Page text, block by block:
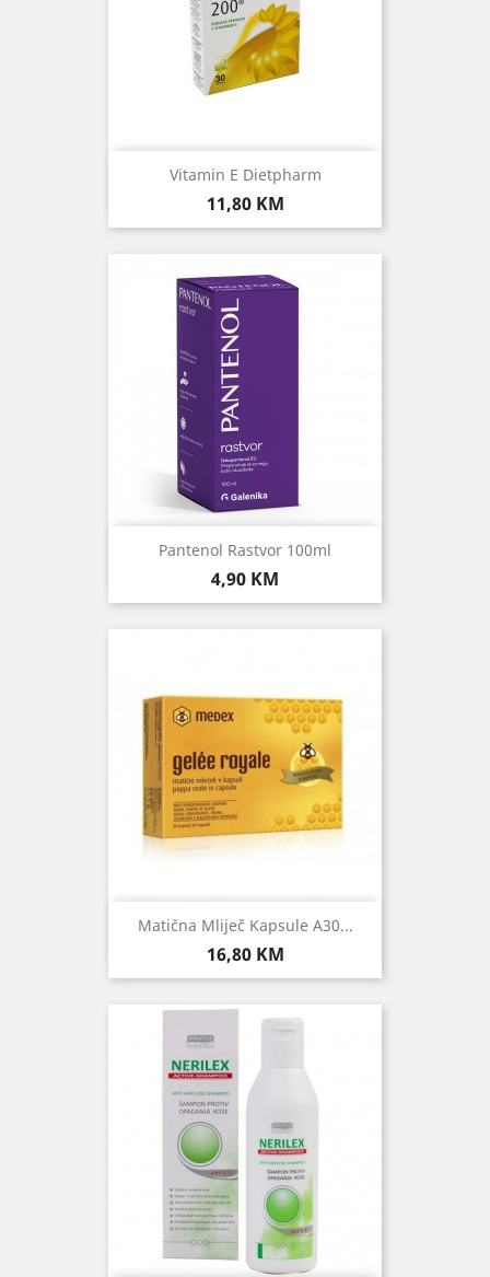
Vitamin E Dietpharm
Cijena
11,80 KM
Pantenol Rastvor 100ml
Cijena
4,90 KM
Matična Mliječ Kapsule A30...
Cijena
16,80 KM